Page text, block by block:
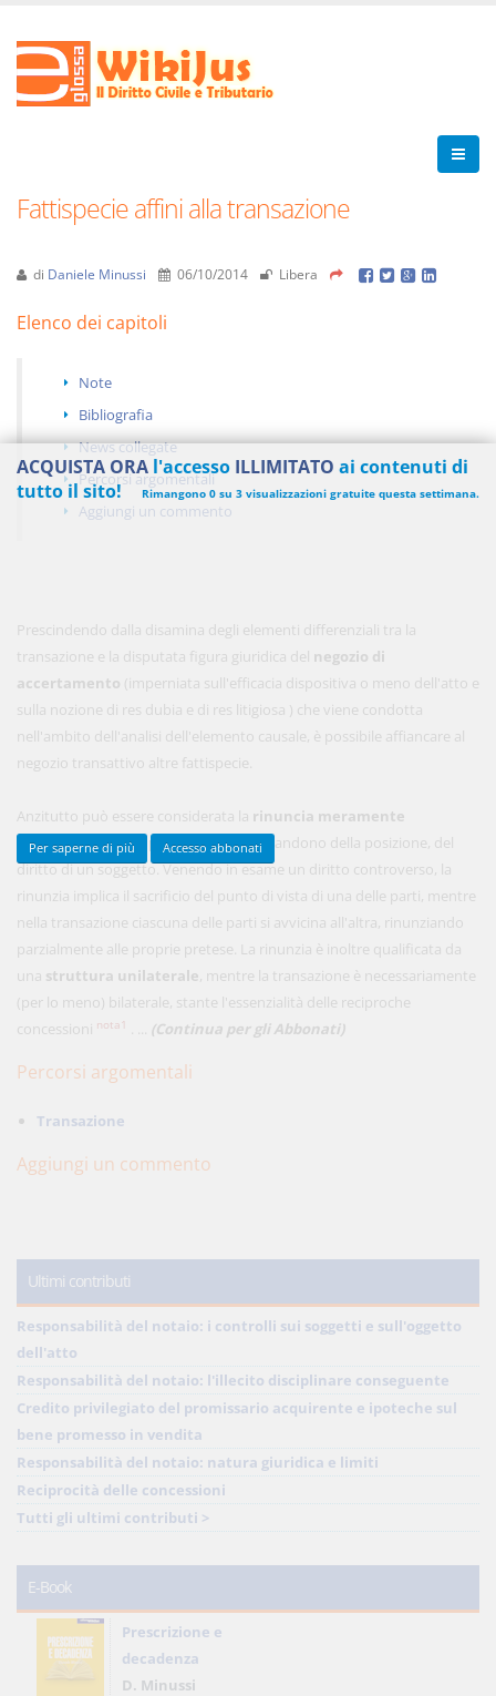
Fattispecie affini alla transazione
di Daniele Minussi 06/10/2014 Libera
Elenco dei capitoli
Note
Bibliografia
News collegate
Percorsi argomentali
Aggiungi un commento
Prescindendo dalla disamina degli elementi differenziali tra la
transazione e la disputata figura giuridica del negozio di
accertamento (imperniata sull'efficacia dispositiva o meno dell'atto e
sulla nozione di res dubia e di res litigiosa ) che viene condotta
nell'ambito dell'analisi dell'elemento causale, è possibile affiancare al
negozio transattivo altre fattispecie.
Anzitutto può essere considerata la rinuncia meramente
abdicativa.Essa implica l'integrale abbandono della posizione, del
diritto di un soggetto. Venendo in esame un diritto controverso, la
rinunzia implica il sacrificio del punto di vista di una delle parti, mentre
nella transazione ciascuna delle parti si avvicina all'altra, rinunziando
parzialmente alle proprie pretese. La rinunzia è inoltre qualificata da
una struttura unilaterale, mentre la transazione è necessariamente
(per lo meno) bilaterale, stante l'essenzialità delle reciproche
concessioni nota1 (Continua per gli Abbonati)
Percorsi argomentali
Transazione
Aggiungi un commento
Ultimi contributi
Responsabilità del notaio: i controlli sui soggetti e sull'oggetto
dell'atto
Responsabilità del notaio: l'illecito disciplinare conseguente
Credito privilegiato del promissario acquirente e ipoteche sul
bene promesso in vendita
Responsabilità del notaio: natura giuridica e limiti
Reciprocità delle concessioni
Tutti gli ultimi contributi >
E-Book
Prescrizione e
decadenza
D. Minussi
ACQUISTA ORA l'accesso ILLIMITATO ai contenuti di
tutto il sito!
Rimangono 0 su 3 visualizzazioni gratuite questa settimana.
Acquista ora
48,00 € MENSILI
Per saperne di più Accesso abbonati